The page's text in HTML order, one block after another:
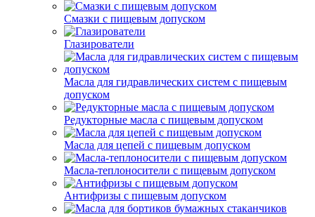
Смазки с пищевым допуском
Глазирователи
Масла для гидравлических систем с пищевым
допуском
Редукторные масла с пищевым допуском
Масла для цепей с пищевым допуском
Масла-теплоносители с пищевым допуском
Антифризы с пищевым допуском